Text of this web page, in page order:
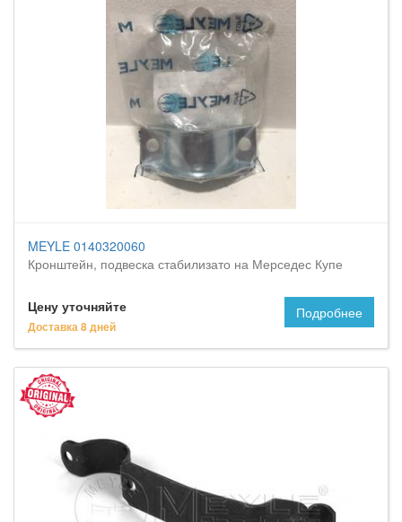
MEYLE 0140320060
Кронштейн, подвеска стабилизато на Мерседес Купе
Цену уточняйте
Доставка 8 дней
Подробнее